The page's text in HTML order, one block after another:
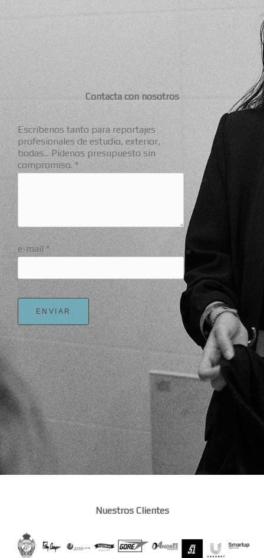
Contacta con nosotros
Escríbenos tanto para reportajes
profesionales de estudio, exterior,
bodas... Pídenos presupuesto sin
compromiso. *
e-mail *
ENVIAR
Nuestros Clientes